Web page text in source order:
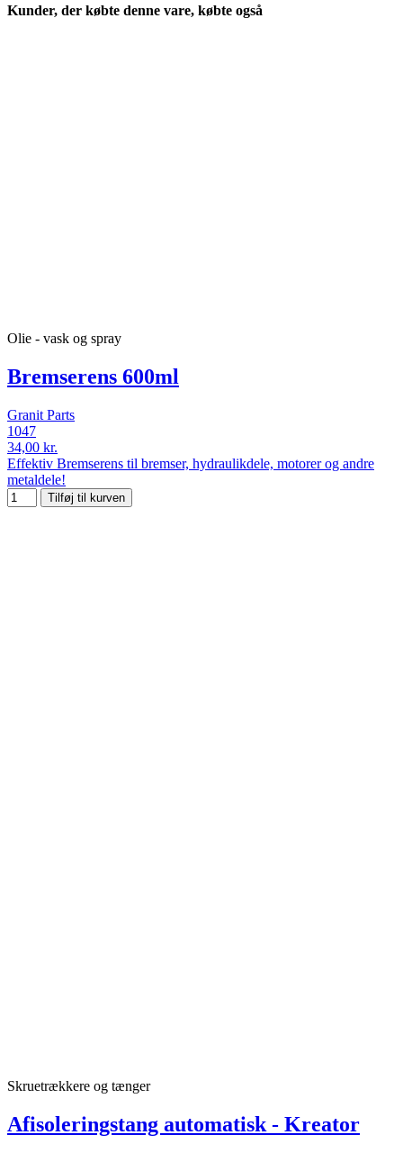
Kunder, der købte denne vare, købte også
Olie - vask og spray
Bremserens 600ml
Granit Parts
1047
34,00 kr.
Effektiv Bremserens til bremser, hydraulikdele, motorer og andre
metaldele!
Tilføj til kurven
Skruetrækkere og tænger
Afisoleringstang automatisk - Kreator